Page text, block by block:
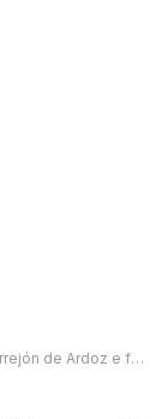
de Javier Gomez Pascual